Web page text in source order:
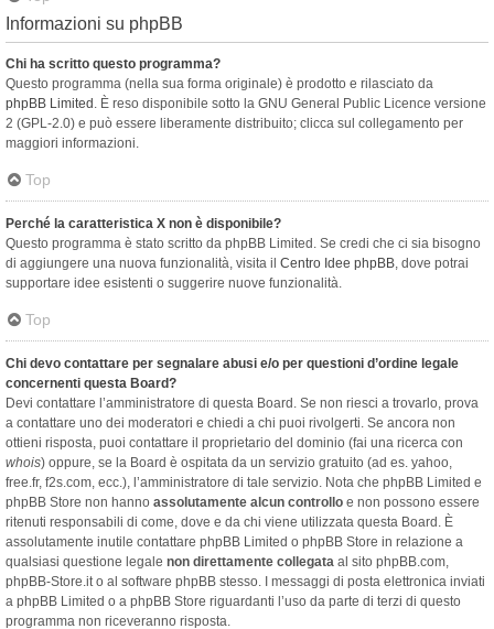
Informazioni su phpBB
Chi ha scritto questo programma?
Questo programma (nella sua forma originale) è prodotto e rilasciato da
phpBB Limited . È reso disponibile sotto la GNU General Public Licence versione
2 (GPL-2.0) e può essere liberamente distribuito; clicca sul collegamento per
maggiori informazioni.
Top
Perché la caratteristica X non è disponibile?
Questo programma è stato scritto da phpBB Limited. Se credi che ci sia bisogno
di aggiungere una nuova funzionalità, visita il Centro Idee phpBB, dove potrai
supportare idee esistenti o suggerire nuove funzionalità.
Top
Chi devo contattare per segnalare abusi e/o per questioni d’ordine legale
concernenti questa Board?
Devi contattare l’amministratore di questa Board. Se non riesci a trovarlo, prova
a contattare uno dei moderatori e chiedi a chi puoi rivolgerti. Se ancora non
ottieni risposta, puoi contattare il proprietario del dominio (fai una ricerca con
whois) oppure, se la Board è ospitata da un servizio gratuito (ad es. yahoo,
free.fr, f2s.com, ecc.), l’amministratore di tale servizio. Nota che phpBB Limited e
phpBB Store non hanno assolutamente alcun controllo e non possono essere
ritenuti responsabili di come, dove e da chi viene utilizzata questa Board. È
assolutamente inutile contattare phpBB Limited o phpBB Store in relazione a
qualsiasi questione legale non direttamente collegata al sito phpBB.com,
phpBB-Store.it o al software phpBB stesso. I messaggi di posta elettronica inviati
a phpBB Limited o a phpBB Store riguardanti l’uso da parte di terzi di questo
programma non riceveranno risposta.